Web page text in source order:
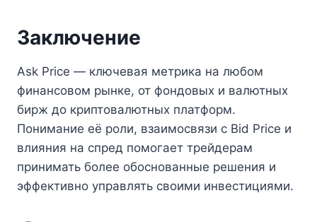
Заключение
Ask Price — ключевая метрика на любом
финансовом рынке, от фондовых и валютных
бирж до криптовалютных платформ.
Понимание её роли, взаимосвязи с Bid Price и
влияния на спред помогает трейдерам
принимать более обоснованные решения и
эффективно управлять своими инвестициями.